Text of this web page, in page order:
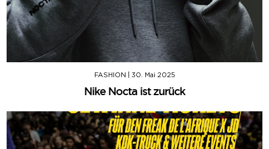
FASHION 30. Mai 2025
Nike Nocta ist zurück